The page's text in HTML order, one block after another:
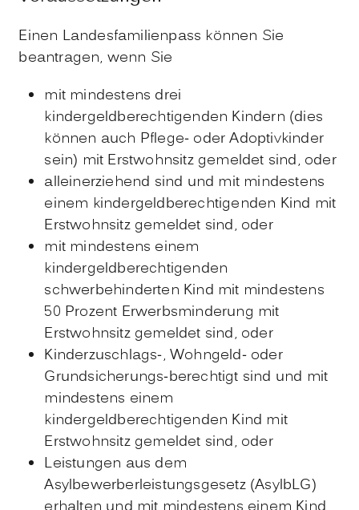
Einen Landesfamilienpass können Sie
beantragen, wenn Sie
mit mindestens drei
kindergeldberechtigenden Kindern (dies
können auch Pflege- oder Adoptivkinder
sein) mit Erstwohnsitz gemeldet sind, oder
alleinerziehend sind und mit mindestens
einem kindergeldberechtigenden Kind mit
Erstwohnsitz gemeldet sind, oder
mit mindestens einem
kindergeldberechtigenden
schwerbehinderten Kind mit mindestens
50 Prozent Erwerbsminderung mit
Erstwohnsitz gemeldet sind, oder
Kinderzuschlags-, Wohngeld- oder
Grundsicherungs-berechtigt sind und mit
mindestens einem
kindergeldberechtigenden Kind mit
Erstwohnsitz gemeldet sind, oder
Leistungen aus dem
Asylbewerberleistungsgesetz (AsylbLG)